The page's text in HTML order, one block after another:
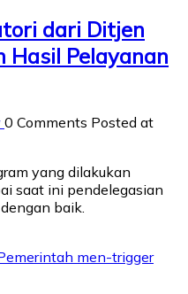
dari Ditjen
Hasil Pelayanan
0 Comments Posted at
yang dilakukan
saat ini pendelegasian
baik.